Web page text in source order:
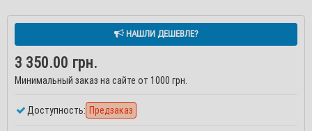
НАШЛИ ДЕШЕВЛЕ?
3 350.00 грн.
Минимальный заказ на сайте от 1000 грн.
Доступность: Предзаказ